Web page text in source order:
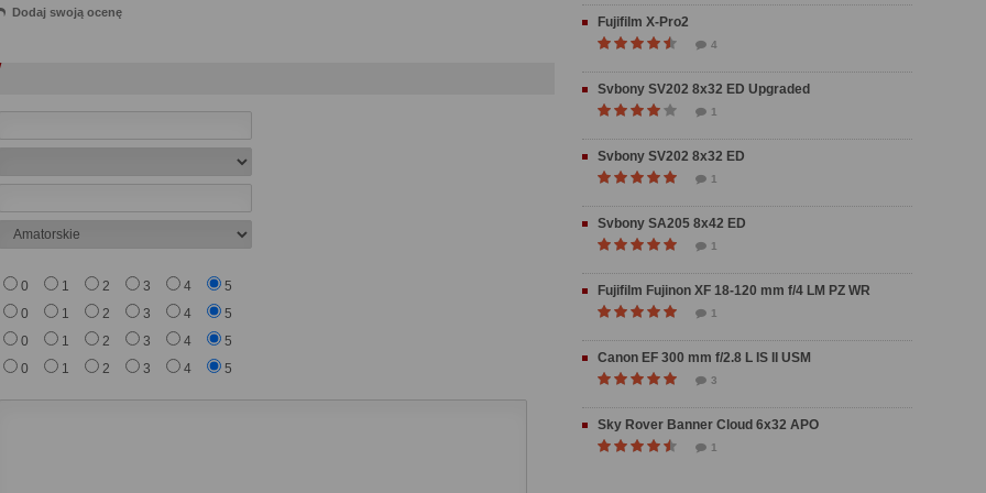
Dodaj swoją ocenę
0 1 2 3 4
5
0
1 2 3 4
5
0
1 2 3 4
5
0
1 2 3 4 5
Fujifilm X-Pro2
4
Svbony SV202 8x32 ED Upgraded
1
Svbony SV202 8x32 ED
1
Svbony SA205 8x42 ED
1
Fujifilm Fujinon XF 18-120 mm f/4 LM PZ WR
1
Canon EF 300 mm f/2.8 L IS II USM
3
Sky Rover Banner Cloud 6x32 APO
1